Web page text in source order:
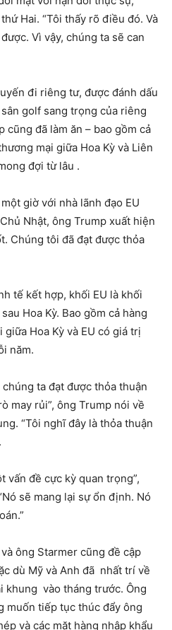
Hai. “Tôi thấy rõ điều đó. Và
Vì vậy, chúng ta sẽ can
đi riêng tư, được đánh dấu
golf sang trọng của riêng
cũng đã làm ăn – bao gồm cả
mại giữa Hoa Kỳ và Liên
đợi từ lâu .
giờ với nhà lãnh đạo EU
Nhật, ông Trump xuất hiện
Chúng tôi đã đạt được thỏa
tế kết hợp, khối EU là khối
Hoa Kỳ. Bao gồm cả hàng
Hoa Kỳ và EU có giá trị
năm.
ta đạt được thỏa thuận
may rủi”, ông Trump nói về
“Tôi nghĩ đây là thỏa thuận
vấn đề cực kỳ quan trọng”,
sẽ mang lại sự ổn định. Nó
ông Starmer cũng đề cập
dù Mỹ và Anh đã nhất trí về
khung vào tháng trước. Ông
muốn tiếp tục thúc đẩy ông
và các mặt hàng nhập khẩu